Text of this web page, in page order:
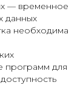
— временное
данных
необходима
программ для